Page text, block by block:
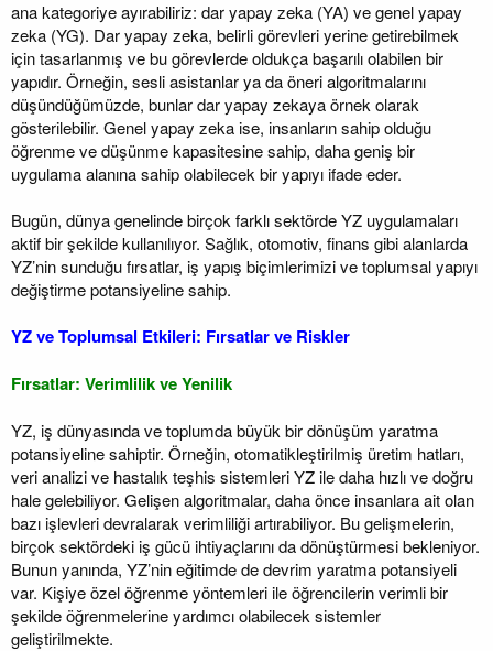
ana kategoriye ayırabiliriz: dar yapay zeka (YA) ve genel yapay
zeka (YG). Dar yapay zeka, belirli görevleri yerine getirebilmek
için tasarlanmış ve bu görevlerde oldukça başarılı olabilen bir
yapıdır. Örneğin, sesli asistanlar ya da öneri algoritmalarını
düşündüğümüzde, bunlar dar yapay zekaya örnek olarak
gösterilebilir. Genel yapay zeka ise, insanların sahip olduğu
öğrenme ve düşünme kapasitesine sahip, daha geniş bir
uygulama alanına sahip olabilecek bir yapıyı ifade eder.
Bugün, dünya genelinde birçok farklı sektörde YZ uygulamaları
aktif bir şekilde kullanılıyor. Sağlık, otomotiv, finans gibi alanlarda
YZ’nin sunduğu fırsatlar, iş yapış biçimlerimizi ve toplumsal yapıyı
değiştirme potansiyeline sahip.
YZ ve Toplumsal Etkileri: Fırsatlar ve Riskler
Fırsatlar: Verimlilik ve Yenilik
YZ, iş dünyasında ve toplumda büyük bir dönüşüm yaratma
potansiyeline sahiptir. Örneğin, otomatikleştirilmiş üretim hatları,
veri analizi ve hastalık teşhis sistemleri YZ ile daha hızlı ve doğru
hale gelebiliyor. Gelişen algoritmalar, daha önce insanlara ait olan
bazı işlevleri devralarak verimliliği artırabiliyor. Bu gelişmelerin,
birçok sektördeki iş gücü ihtiyaçlarını da dönüştürmesi bekleniyor.
Bunun yanında, YZ’nin eğitimde de devrim yaratma potansiyeli
var. Kişiye özel öğrenme yöntemleri ile öğrencilerin verimli bir
şekilde öğrenmelerine yardımcı olabilecek sistemler
geliştirilmekte.